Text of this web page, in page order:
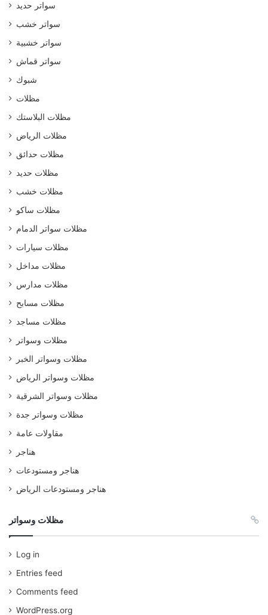
سواتر حديد
سواتر خشب
سواتر خشبية
سواتر قماش
شبوك
مظلات
مظلات البلاستك
مظلات الرياض
مظلات حدائق
مظلات حديد
مظلات خشب
مظلات ساكو
مظلات سواتر الدمام
مظلات سيارات
مظلات مداخل
مظلات مدارس
مظلات مسابح
مظلات مساجد
مظلات وسواتر
مظلات وسواتر الخبر
مظلات وسواتر الرياض
مظلات وسواتر الشرقية
مظلات وسواتر جدة
مقاولات عامة
هناجر
هناجر ومستودعات
هناجر ومستودعات الرياض
مظلات وسواتر
Log in
Entries feed
Comments feed
WordPress.org